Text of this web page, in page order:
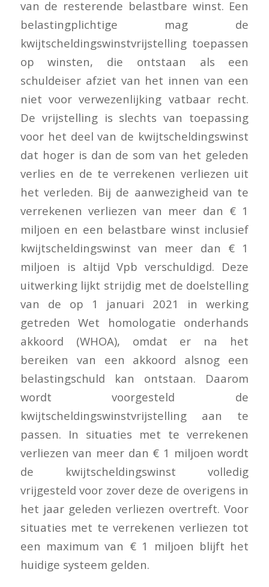
van de resterende belastbare winst. Een
belastingplichtige mag de
kwijtscheldingswinstvrijstelling toepassen
op winsten, die ontstaan als een
schuldeiser afziet van het innen van een
niet voor verwezenlijking vatbaar recht.
De vrijstelling is slechts van toepassing
voor het deel van de kwijtscheldingswinst
dat hoger is dan de som van het geleden
verlies en de te verrekenen verliezen uit
het verleden. Bij de aanwezigheid van te
verrekenen verliezen van meer dan € 1
miljoen en een belastbare winst inclusief
kwijtscheldingswinst van meer dan € 1
miljoen is altijd Vpb verschuldigd. Deze
uitwerking lijkt strijdig met de doelstelling
van de op 1 januari 2021 in werking
getreden Wet homologatie onderhands
akkoord (WHOA), omdat er na het
bereiken van een akkoord alsnog een
belastingschuld kan ontstaan. Daarom
wordt voorgesteld de
kwijtscheldingswinstvrijstelling aan te
passen. In situaties met te verrekenen
verliezen van meer dan € 1 miljoen wordt
de kwijtscheldingswinst volledig
vrijgesteld voor zover deze de overigens in
het jaar geleden verliezen overtreft. Voor
situaties met te verrekenen verliezen tot
een maximum van € 1 miljoen blijft het
huidige systeem gelden.